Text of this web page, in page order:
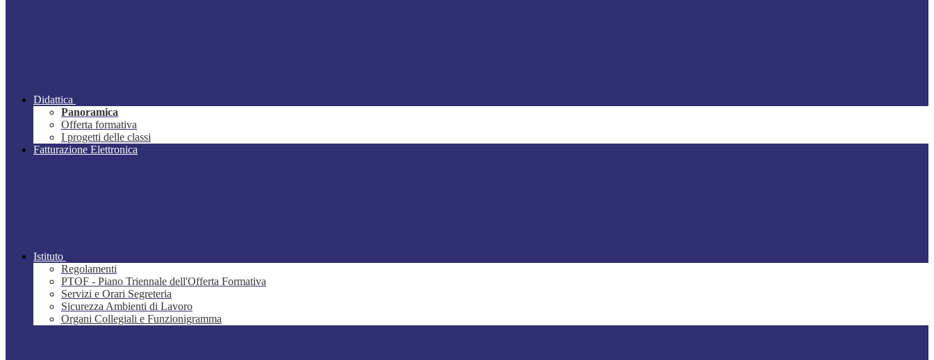
Didattica
Panoramica
Offerta formativa
I progetti delle classi
Fatturazione Elettronica
Istituto
Regolamenti
PTOF - Piano Triennale dell'Offerta Formativa
Servizi e Orari Segreteria
Sicurezza Ambienti di Lavoro
Organi Collegiali e Funzionigramma